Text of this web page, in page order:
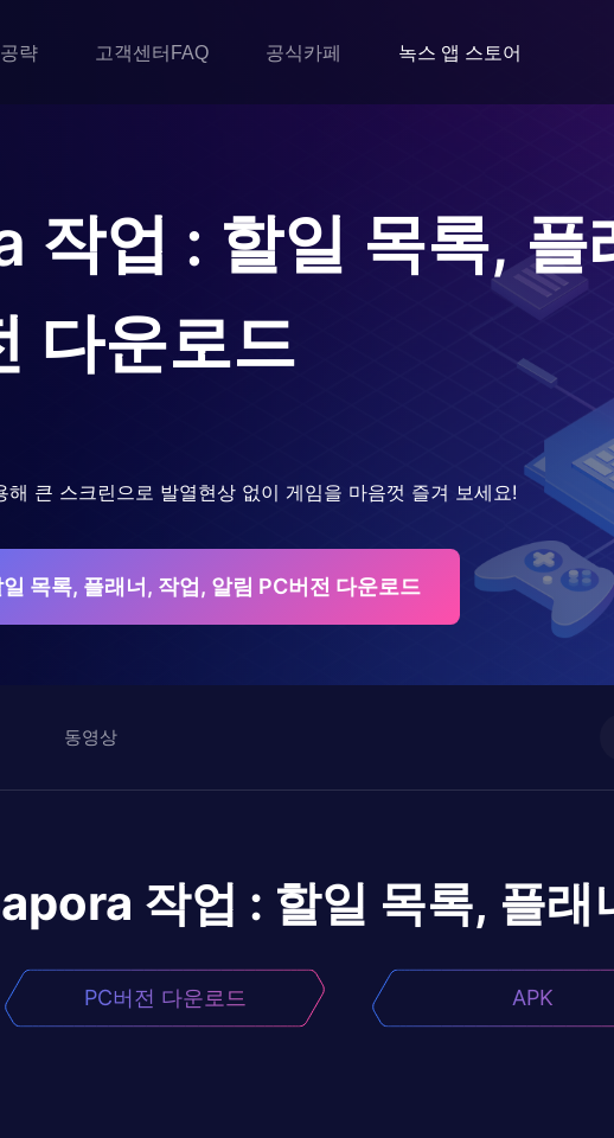
략 고객센터FAQ 공식카페 녹스 앱 스토어
작업 : 할일 목록, 플
다운로드
해 큰 스크린으로 발열현상 없이 게임을 마음껏 즐겨 보세요!
목록, 플래너, 작업, 알림 PC버전 다운로드
동영상
작업 : 할일 목록, 플래
PC버전 다운로드 APK